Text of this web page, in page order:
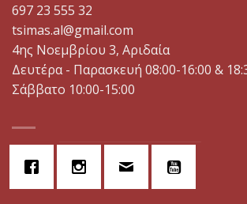
697 23 555 32
tsimas.al@gmail.com
4ης Νοεμβρίου 3, Αριδαία
Δευτέρα - Παρασκευή 08:00-16:00 &
Σάββατο 10:00-15:00